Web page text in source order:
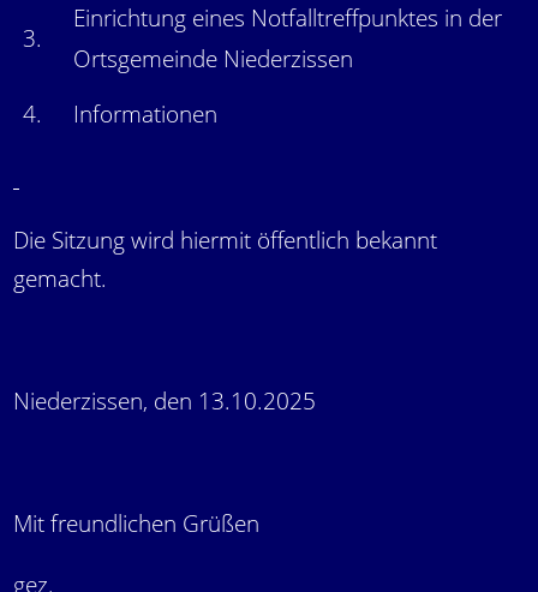
3.
Einrichtung eines Notfalltreffpunktes in der
Ortsgemeinde Niederzissen
4.
Informationen
Die Sitzung wird hiermit öffentlich bekannt
gemacht.
Niederzissen, den 13.10.2025
Mit freundlichen Grüßen
gez.